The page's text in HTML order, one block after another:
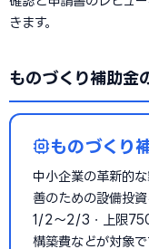
きます。
ものづくり補助金
ものづくり
中小企業の革新的
善のための設備投
1/2〜2/3・上限750
構築費などが対象